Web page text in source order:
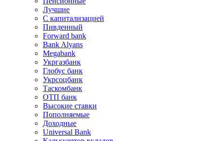
Лучшие
С капитализацией
Пивденный
Forward bank
Bank Alyans
Megabank
Укргазбанк
Глобус банк
Укрсоцбанк
Таскомбанк
ОТП банк
Высокие ставки
Пополняемые
Доходные
Universal Bank